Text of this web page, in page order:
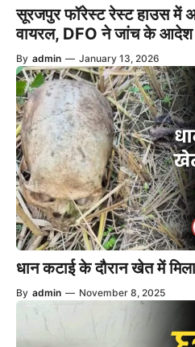
सूरजपुर फॉरेस्ट रेस्ट हाउस में
वायरल, DFO ने जांच के आदेश
By admin — January 13, 2026
धान कटाई के दौरान खेत में
By admin — November 8, 2025